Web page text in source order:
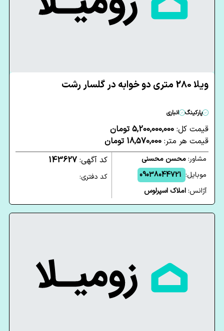
ویلا 280 متری دو خوابه در گلسار رشت
پارکینگ انباری
قیمت کل: 5,200,000,000 تومان
قیمت هر متر: 18,570,000 تومان
مشاور:محسن محسنی
موبایل: 09038044721
آژانس:املاک اسپرلوس
کد آگهی: 143627
کد دفتری: